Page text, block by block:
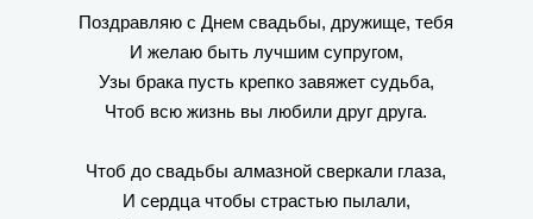
Поздравляю с Днем свадьбы, дружище, тебя
И желаю быть лучшим супругом,
Узы брака пусть крепко завяжет судьба,
Чтоб всю жизнь вы любили друг друга.
Чтоб до свадьбы алмазной сверкали глаза,
И сердца чтобы страстью пылали,